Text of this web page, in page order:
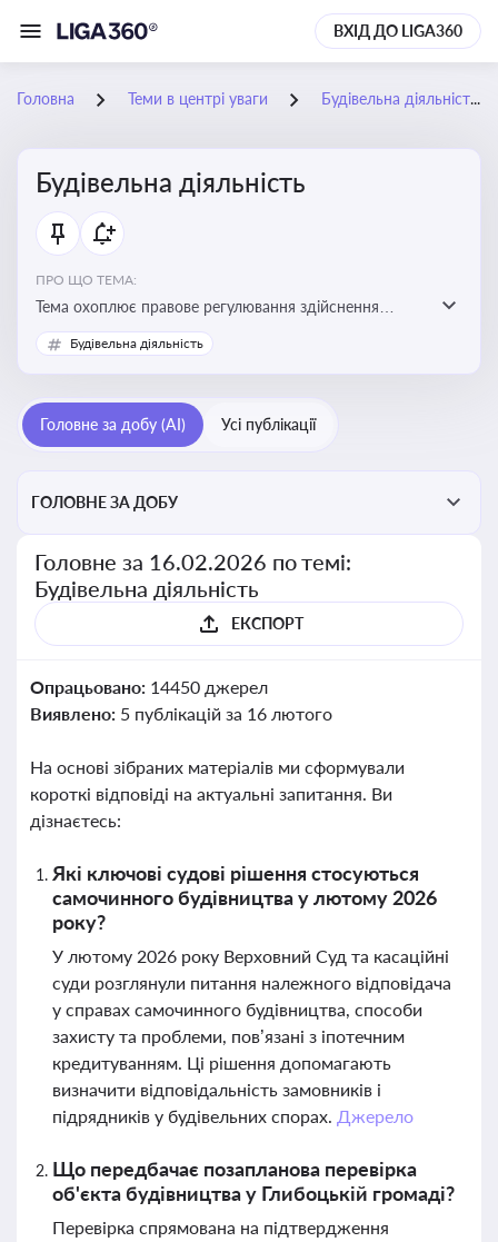
ВХІД ДО LIGA360
Головна Теми в центрі уваги Будівельна діяльність
Будівельна діяльність
ПРО ЩО ТЕМА:
Тема охоплює правове регулювання здійснення
будівельної діяльності, порядок отримання
дозвільних документів та проходження державного
Будівельна діяльність
Головне за добу (AI) Усі публікації
ГОЛОВНЕ ЗА ДОБУ
Головне за 16.02.2026 по темі:
Будівельна діяльність
ЕКСПОРТ
Опрацьовано: 14450 джерел
Виявлено: 5 публікацій за 16 лютого
На основі зібраних матеріалів ми сформували
короткі відповіді на актуальні запитання. Ви
дізнаєтесь:
Які ключові судові рішення стосуються
самочинного будівництва у лютому 2026
року?
У лютому 2026 року Верховний Суд та касаційні
суди розглянули питання належного відповідача
у справах самочинного будівництва, способи
захисту та проблеми, пов’язані з іпотечним
кредитуванням. Ці рішення допомагають
визначити відповідальність замовників і
підрядників у будівельних спорах. Джерело
Що передбачає позапланова перевірка
об'єкта будівництва у Глибоцькій громаді?
Перевірка спрямована на підтвердження